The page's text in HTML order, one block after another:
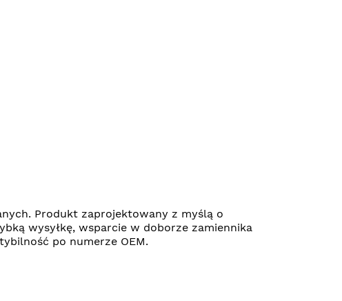
Produkt zaprojektowany z myślą o
wysyłkę, wsparcie w doborze zamiennika
po numerze OEM.